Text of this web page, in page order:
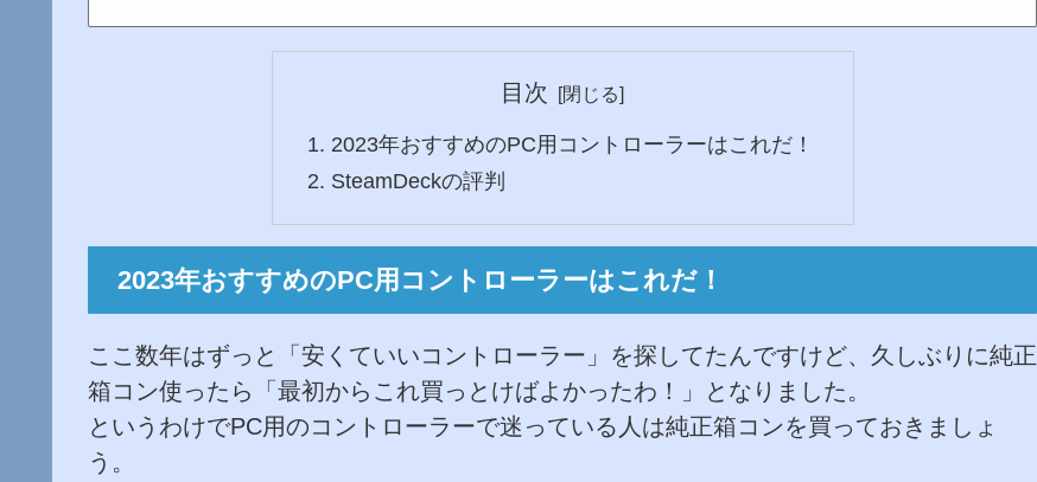
目次
2023年おすすめのPC用コントローラーはこれだ！
SteamDeckの評判
2023年おすすめのPC用コントローラーはこれだ！
ここ数年はずっと「安くていいコントローラー」を探してたんですけど、久しぶりに純正
箱コン使ったら「最初からこれ買っとけばよかったわ！」となりました。
というわけでPC用のコントローラーで迷っている人は純正箱コンを買っておきましょ
う。